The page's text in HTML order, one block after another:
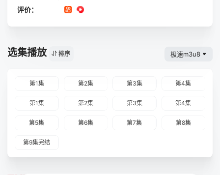
评价：
选集播放 排序 极速m3u8
第1集 第2集 第3集 第4集
第1集 第2集 第3集 第4集
第5集 第6集 第7集 第8集
第9集完结